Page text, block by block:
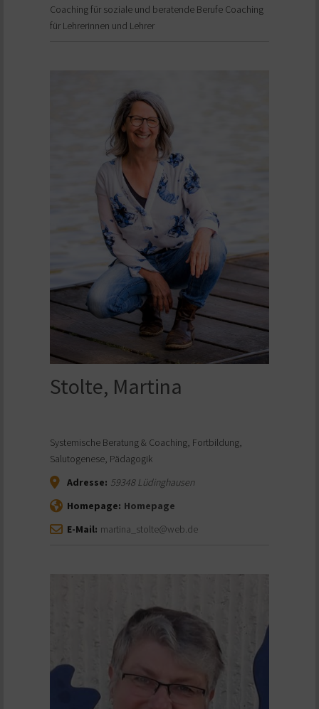
Coaching für soziale und beratende Berufe Coaching
für Lehrerinnen und Lehrer
Stolte, Martina
Systemische Beratung & Coaching, Fortbildung,
Salutogenese, Pädagogik
Adresse: 59348Lüdinghausen
Homepage: Homepage
E-Mail: martina_stolte@web.de